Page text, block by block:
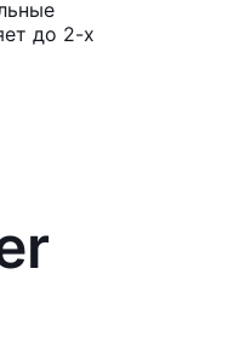
до 2-х